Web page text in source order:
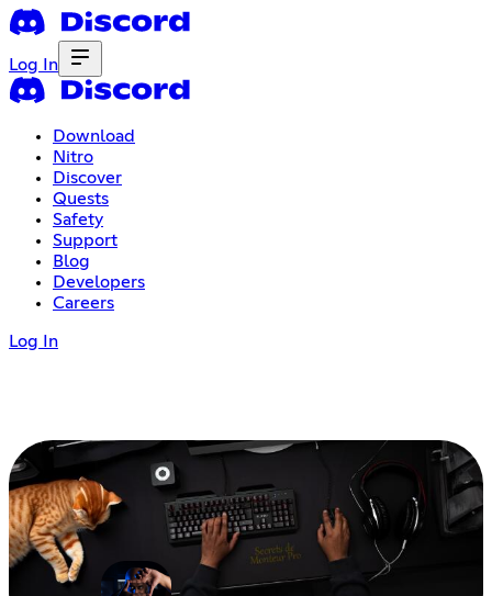
Log In
Download
Nitro
Discover
Quests
Safety
Support
Blog
Developers
Careers
Log In